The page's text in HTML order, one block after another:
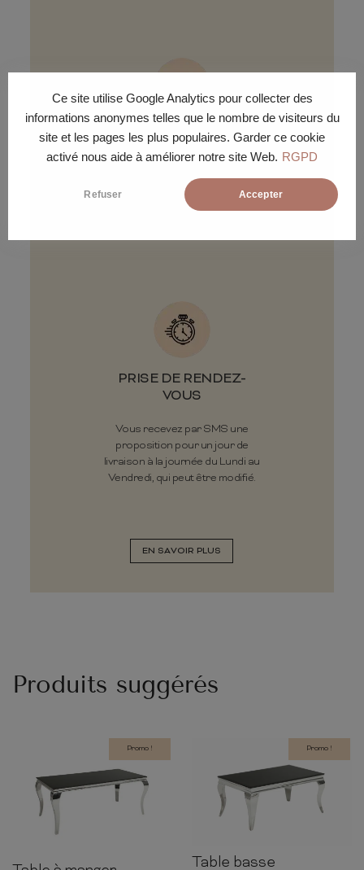
Ce site utilise Google Analytics pour collecter des
informations anonymes telles que le nombre de visiteurs du
site et les pages les plus populaires. Garder ce cookie
activé nous aide à améliorer notre site Web. RGPD
Refuser Accepter
LIVRAISON ÉCO
ouvrés en pas de porte ou pied
d'immeuble.
PRISE DE RENDEZ-
VOUS
Vous recevez par SMS une
proposition pour un jour de
livraison à la journée du Lundi au
Vendredi, qui peut être modifié.
EN SAVOIR PLUS
Produits suggérés
Promo ! Promo !
45cm 100cm
Table basse